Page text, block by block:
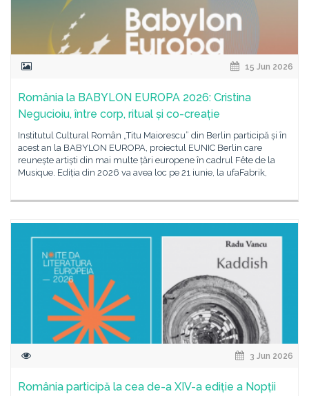
15 Jun 2026
România la BABYLON EUROPA 2026: Cristina
Negucioiu, între corp, ritual și co-creație
Institutul Cultural Român „Titu Maiorescu” din Berlin participă și în
acest an la BABYLON EUROPA, proiectul EUNIC Berlin care
reunește artiști din mai multe țări europene în cadrul Fête de la
Musique. Ediția din 2026 va avea loc pe 21 iunie, la ufaFabrik,
3 Jun 2026
România participă la cea de-a XIV-a ediție a Nopții